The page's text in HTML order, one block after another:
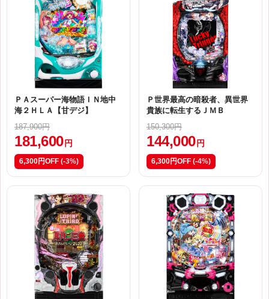
ＰＡスーパー海物語ＩＮ地中
海２ＨＬＡ【甘デジ】
187,900円
181,600 円
6,300円OFF (-3%)
Ｐ世界最高の暗殺者、異世界
貴族に転生するＪＭＢ
150,300円
144,000 円
6,300円OFF (-4%)